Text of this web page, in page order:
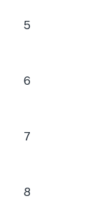
5
6
7
8